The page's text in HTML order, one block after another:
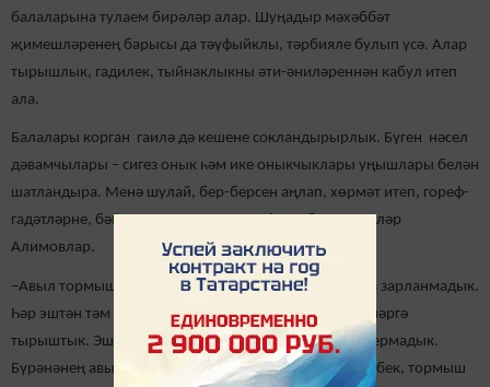
балаларына тулаем бирәләр алар. Шуңадыр мәхәббәт
җимешләренең барысы да тәүфыйклы, тәрбияле булып үсә. Алар
тырышлык, гадилек, тыйнаклыкны әти-әниләреннән кабул итеп
ала.
Балалары корган гаилә дә кешене сокландырырлык. Бүген нәсел
дәвамчылары – сигез онык һәм ике оныкчыклары уңышлары белән
шатландыра. Менә шулай, бер-берсен аңлап, хөрмәт итеп, гореф-
гадәтләрне, бәйрәмнәрне кадерләп, 60 ел бергә яшиләр
Алимовлар.
–Авыл тормышы бервакытта да җиңел булмады, без зарланмадык.
Һәр эштән тәм табып, тормышның кадерен белеп яшәргә
тырыштык. Эшне дә ирләр эше, хатыннар эше дип аермадык.
Бүрәнәнең авырын да, җиңелен дә бергә күтәргән кебек, тормыш